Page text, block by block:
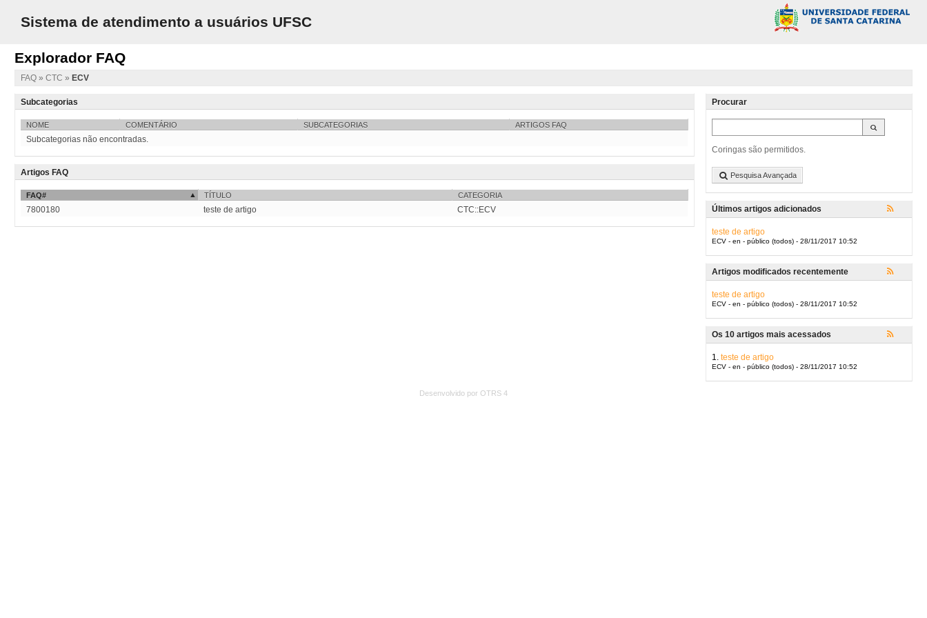
Sistema de atendimento a usuários UFSC
Explorador FAQ
FAQ » CTC » ECV
Procurar
Coringas são permitidos.
Pesquisa Avançada
Últimos artigos adicionados
teste de artigo
ECV - en - público (todos) - 28/11/2017 10:52
Artigos modificados recentemente
teste de artigo
ECV - en - público (todos) - 28/11/2017 10:52
Os 10 artigos mais acessados
1. teste de artigo
ECV - en - público (todos) - 28/11/2017 10:52
Subcategorias
NOME COMENTÁRIO SUBCATEGORIAS ARTIGOS FAQ
Subcategorias não encontradas.
Artigos FAQ
FAQ# TÍTULO CATEGORIA
7800180 teste de artigo CTC::ECV
Desenvolvido por OTRS 4